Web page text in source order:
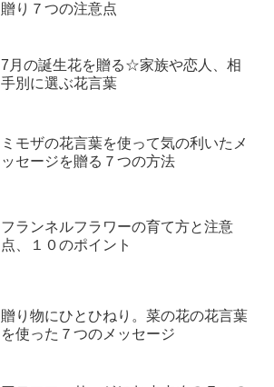
贈り７つの注意点
7月の誕生花を贈る☆家族や恋人、相
手別に選ぶ花言葉
ミモザの花言葉を使って気の利いたメ
ッセージを贈る７つの方法
フランネルフラワーの育て方と注意
点、１０のポイント
贈り物にひとひねり。菜の花の花言葉
を使った７つのメッセージ